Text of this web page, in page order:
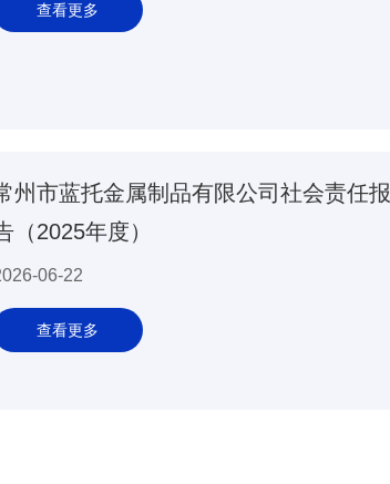
查看更多
州市蓝托金属制品有限公司社会责任报
（2025年度）
06-22
查看更多